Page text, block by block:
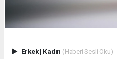
Erkek| Kadın (Haberi Sesli Oku)